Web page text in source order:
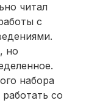
читал
с
но
набора
со